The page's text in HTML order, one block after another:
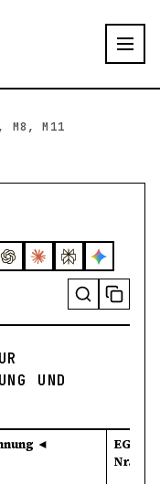
M8, M11
UND
◄
EG-
Nr.